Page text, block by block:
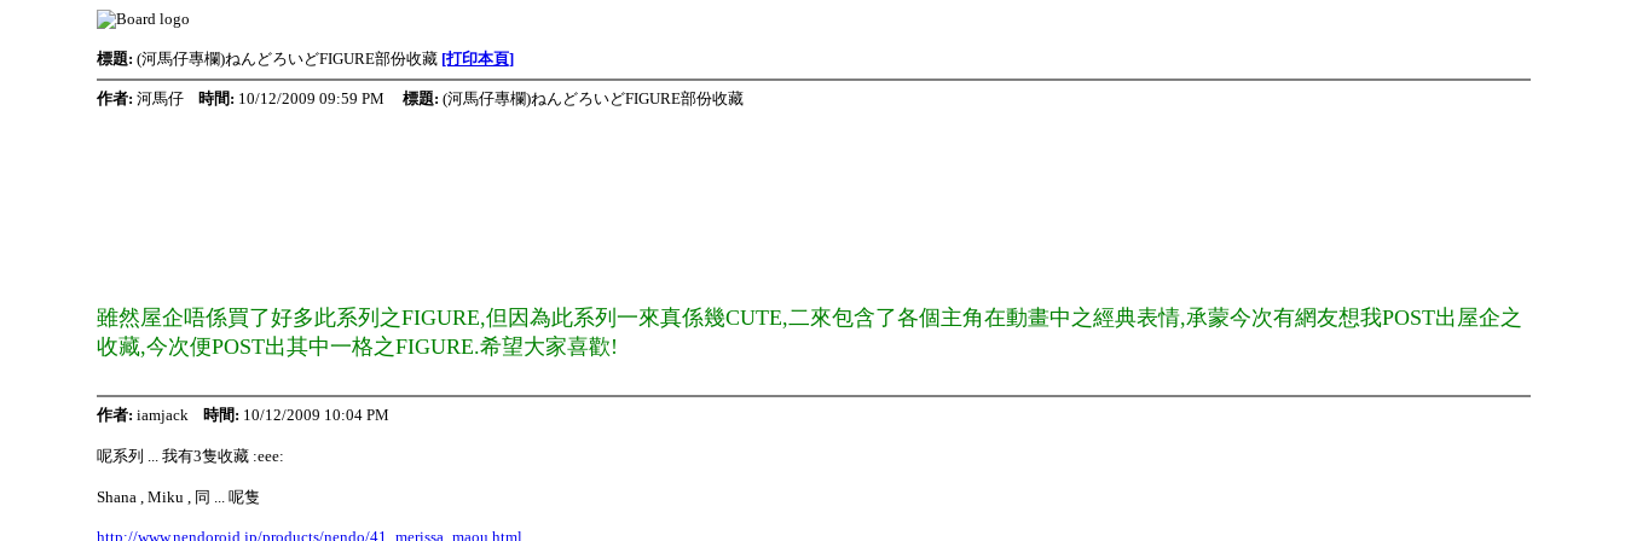
標題: (河馬仔專欄)ねんどろいどFIGURE部份收藏 [打印本頁]
作者: 河馬仔 時間: 10/12/2009 09:59 PM 標題: (河馬仔專欄)ねんどろいどFIGURE部份收藏
雖然屋企唔係買了好多此系列之FIGURE,但因為此系列 一來真係幾CUTE,二來包含了各個主角在動畫中之經典表情,承蒙今次有網友想我POST出屋企之
收藏,今次便POST出其中一格之FIGURE.希望大家喜歡!
作者: iamjack 時間: 10/12/2009 10:04 PM
呢系列 ... 我有3隻收藏 :eee:
Shana , Miku , 同 ... 呢隻
http://www.nendoroid.jp/products/nendo/41_merissa_maou.html